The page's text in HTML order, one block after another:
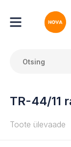
TR-44/11
Toote ülevaade